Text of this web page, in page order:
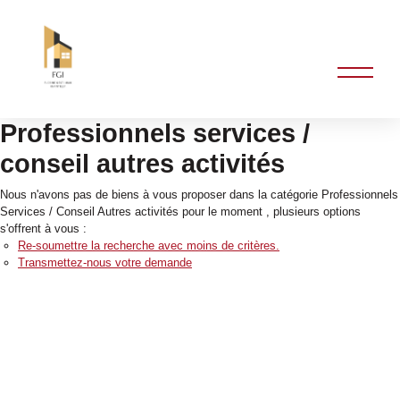
Professionnels services /
conseil autres activités
Nous n'avons pas de biens à vous proposer dans la catégorie Professionnels
Services / Conseil Autres activités pour le moment , plusieurs options
s'offrent à vous :
Re-soumettre la recherche avec moins de critères.
Transmettez-nous votre demande